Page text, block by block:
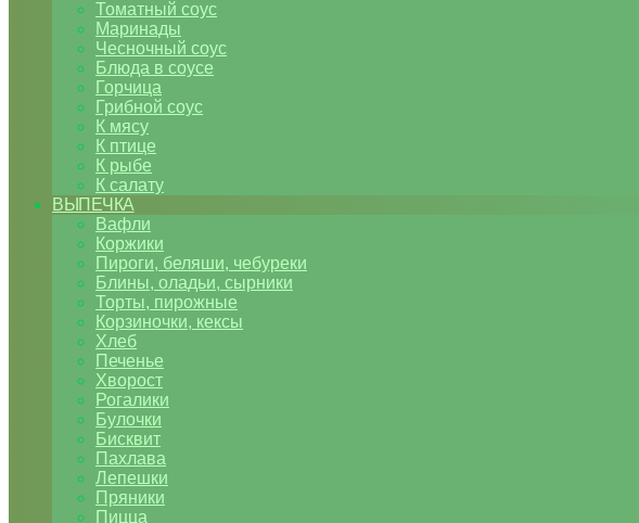
Томатный соус
Маринады
Чесночный соус
Блюда в соусе
Горчица
Грибной соус
К мясу
К птице
К рыбе
К салату
ВЫПЕЧКА
Вафли
Коржики
Пироги, беляши, чебуреки
Блины, оладьи, сырники
Торты, пирожные
Корзиночки, кексы
Хлеб
Печенье
Хворост
Рогалики
Булочки
Бисквит
Пахлава
Лепешки
Пряники
Пицца